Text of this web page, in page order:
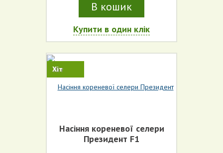
В кошик
Купити в один клік
Хіт
Насіння кореневої селери
Президент F1